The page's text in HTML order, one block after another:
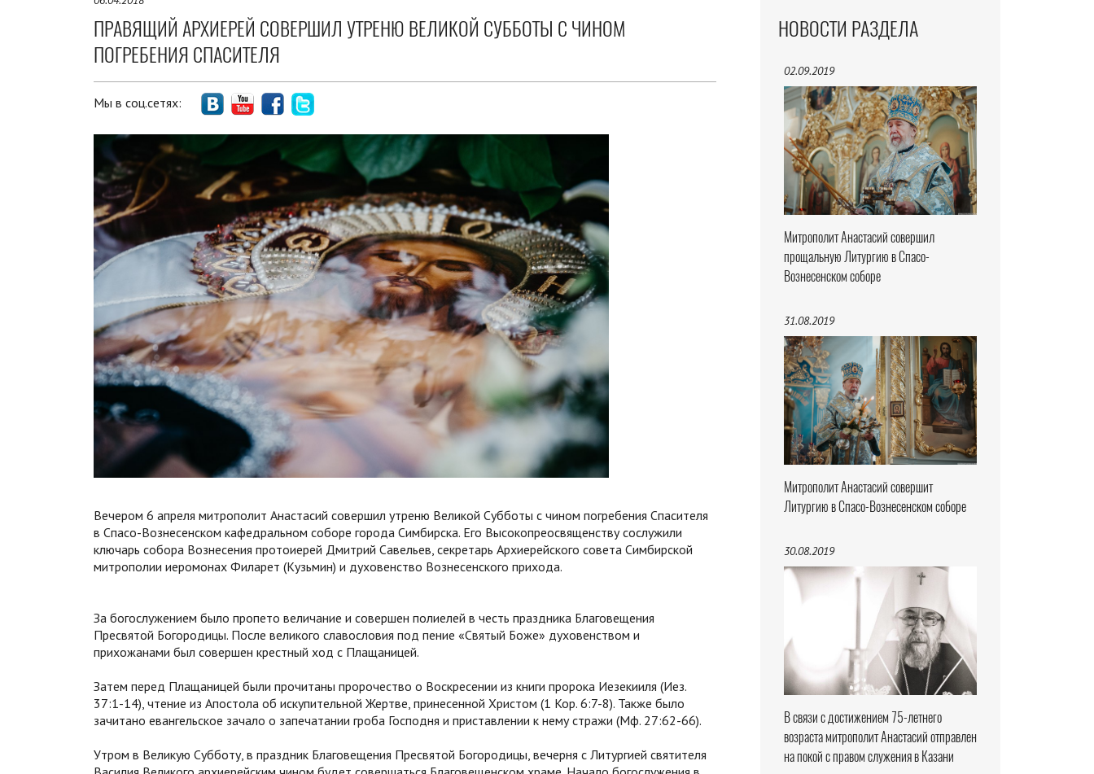
НОВОСТИ РАЗДЕЛА
02.09.2019
Митрополит Анастасий совершил
прощальную Литургию в Спасо-
Вознесенском соборе
31.08.2019
Митрополит Анастасий совершит
Литургию в Спасо-Вознесенском соборе
30.08.2019
В связи с достижением 75-летнего
возраста митрополит Анастасий отправлен
на покой с правом служения в Казани
ПРАВЯЩИЙ АРХИЕРЕЙ СОВЕРШИЛ УТРЕНЮ ВЕЛИКОЙ СУББОТЫ С ЧИНОМ
ПОГРЕБЕНИЯ СПАСИТЕЛЯ
Мы в соц.сетях:
Вечером 6 апреля митрополит Анастасий совершил утреню Великой Субботы с чином погребения Спасителя
в Спасо-Вознесенском кафедральном соборе города Симбирска. Его Высокопреосвященству сослужили
ключарь собора Вознесения протоиерей Дмитрий Савельев, секретарь Архиерейского совета Симбирской
митрополии иеромонах Филарет (Кузьмин) и духовенство Вознесенского прихода.
За богослужением было пропето величание и совершен полиелей в честь праздника Благовещения
Пресвятой Богородицы. После великого славословия под пение «Святый Боже» духовенством и
прихожанами был совершен крестный ход с Плащаницей.
Затем перед Плащаницей были прочитаны пророчество о Воскресении из книги пророка Иезекииля (Иез.
37:1-14), чтение из Апостола об искупительной Жертве, принесенной Христом (1 Кор. 6:7-8). Также было
зачитано евангельское зачало о запечатании гроба Господня и приставлении к нему стражи (Мф. 27:62-66).
Утром в Великую Субботу, в праздник Благовещения Пресвятой Богородицы, вечерня с Литургией святителя